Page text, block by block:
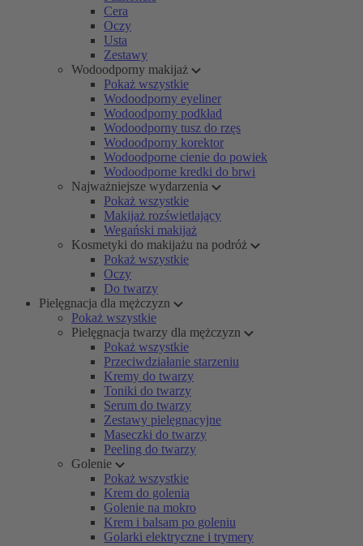
Cera
Oczy
Usta
Zestawy
Wodoodporny makijaż
Pokaż wszystkie
Wodoodporny eyeliner
Wodoodporny podkład
Wodoodporny tusz do rzęs
Wodoodporny korektor
Wodoodporne cienie do powiek
Wodoodporne kredki do brwi
Najważniejsze wydarzenia
Pokaż wszystkie
Makijaż rozświetlający
Wegański makijaż
Kosmetyki do makijażu na podróż
Pokaż wszystkie
Oczy
Do twarzy
Pielęgnacja dla mężczyzn
Pokaż wszystkie
Pielęgnacja twarzy dla mężczyzn
Pokaż wszystkie
Przeciwdziałanie starzeniu
Kremy do twarzy
Toniki do twarzy
Serum do twarzy
Zestawy pielęgnacyjne
Maseczki do twarzy
Peeling do twarzy
Golenie
Pokaż wszystkie
Krem do golenia
Golenie na mokro
Krem i balsam po goleniu
Golarki elektryczne i trymery